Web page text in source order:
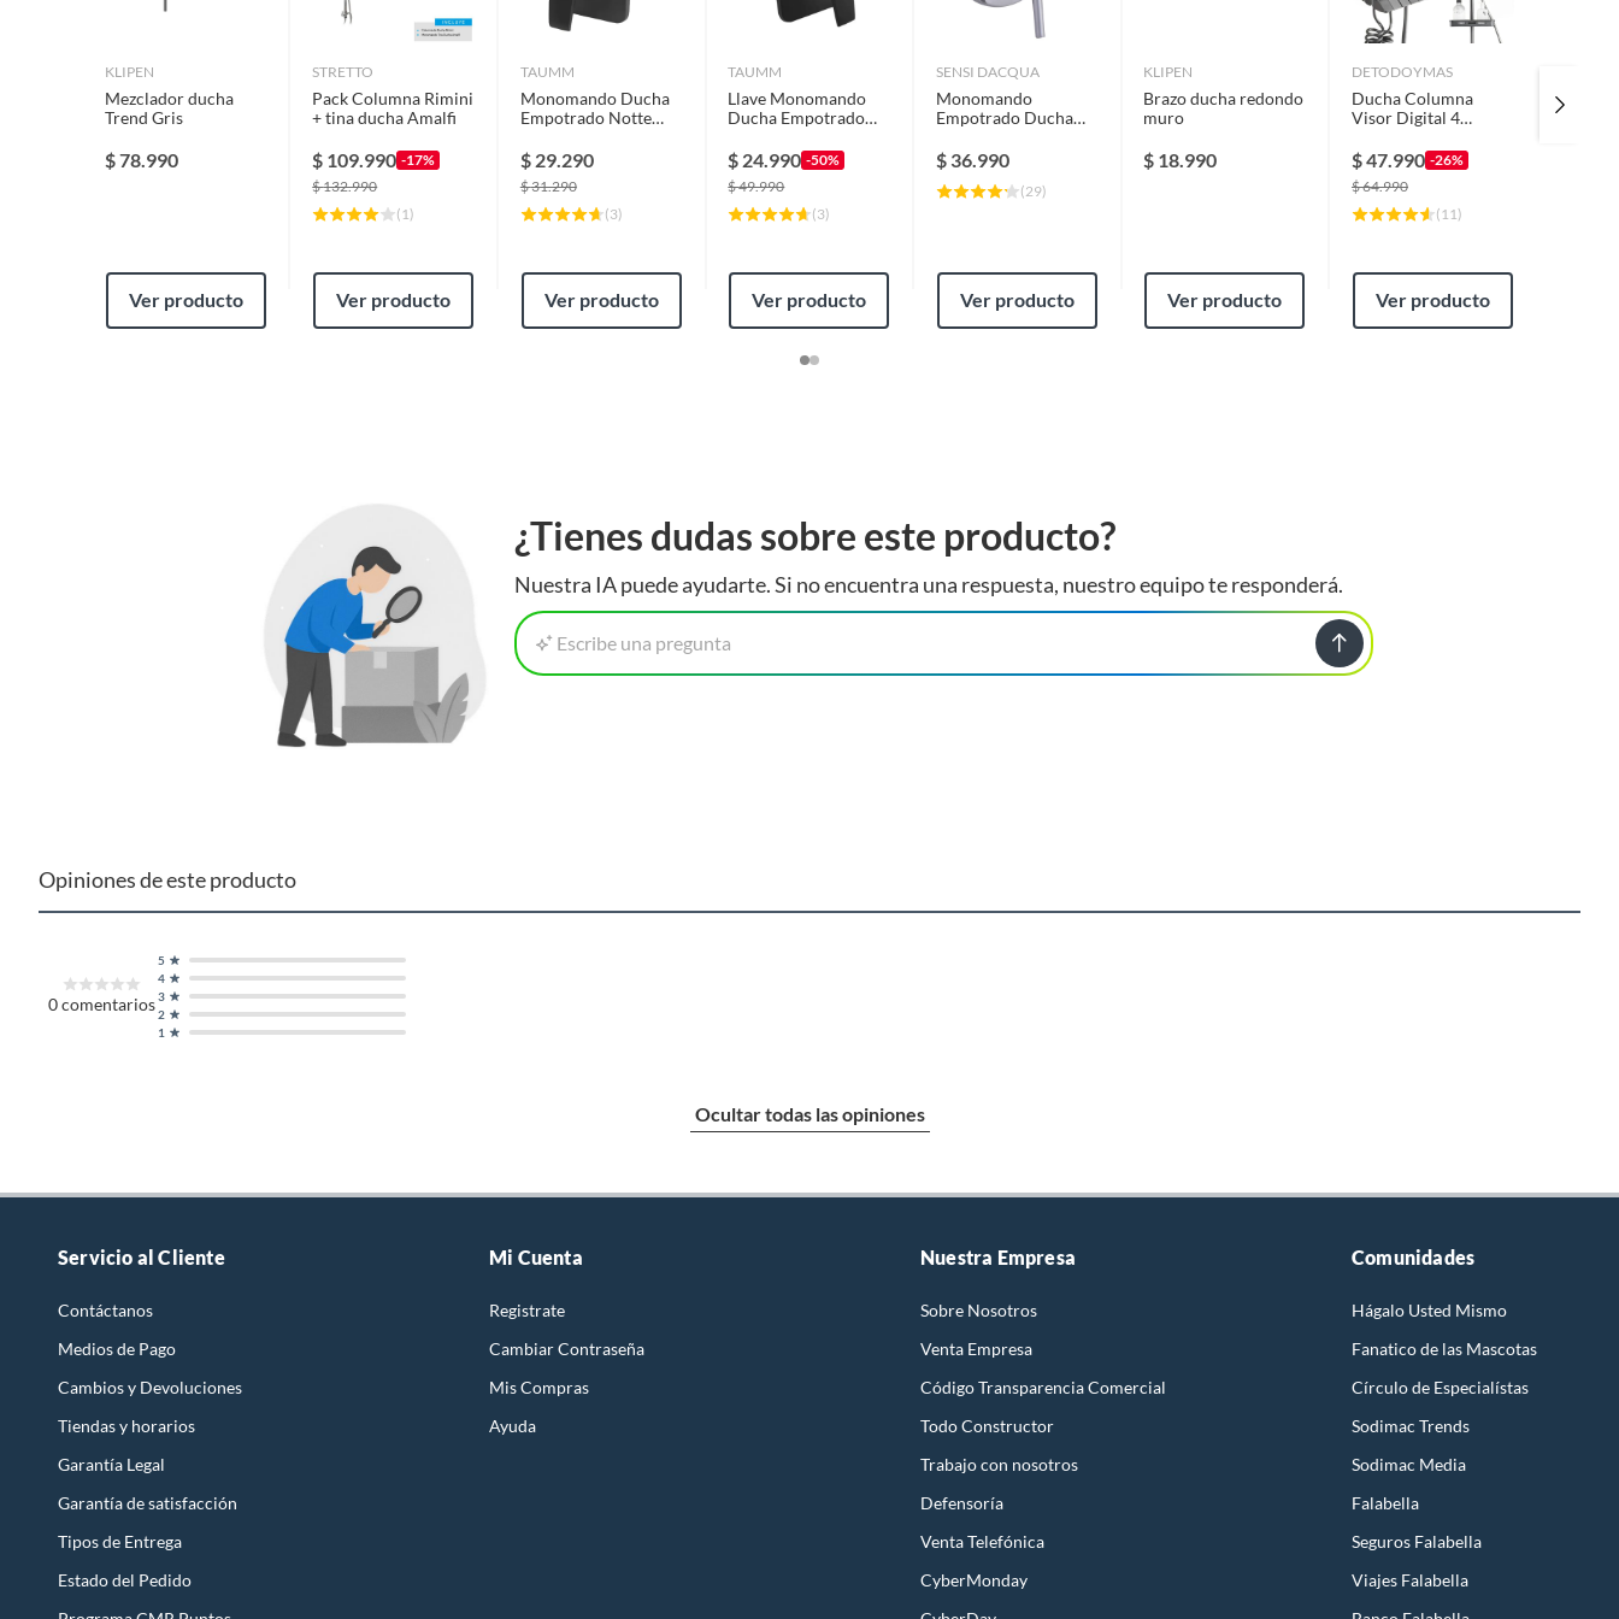
KLIPEN
Mezclador ducha
Trend Gris
$78.990
Ver producto
STRETTO
Pack Columna Rimini
+ tina ducha Amalfi
$ 109.990 -17%
$132.990
( 1)
Ver producto
TAUMM
Monomando Ducha
Empotrado Notte
Resistencia
$ 29.290
$31.290
(3)
Ver producto
TAUMM
Llave Monomando
Ducha Empotrado
$ 24.990 -50%
$49.990
(3)
Ver producto
SENSI DACQUA
Monomando
Empotrado Ducha
$ 36.990
(29)
Ver producto
KLIPEN
Brazo ducha redondo
muro
$ 18.990
Ver producto
DETODOYMAS
Ducha Columna
Visor Digital 4
$47.990 -26%
$64.990
( 11)
Ver producto
¿Tienes dudas sobre este producto?
Nuestra IA puede ayudarte. Si no encuentra una respuesta, nuestro equipo te responderá.
Escribe una pregunta
Opiniones de este producto
0comentarios
1
2
3
4
5
Ocultar todas las opiniones
Servicio al Cliente
Contáctanos
Medios de Pago
Cambios y Devoluciones
Tiendas y horarios
Garantía Legal
Garantía de satisfacción
Tipos de Entrega
Estado del Pedido
Mi Cuenta
Registrate
Cambiar Contraseña
Mis Compras
Ayuda
Nuestra Empresa
Sobre Nosotros
Venta Empresa
Código Transparencia Comercial
Todo Constructor
Trabajo con nosotros
Defensoría
Venta Telefónica
CyberMonday
Comunidades
Hágalo Usted Mismo
Fanatico de las Mascotas
Círculo de Especialístas
Sodimac Trends
Sodimac Media
Falabella
Seguros Falabella
Viajes Falabella